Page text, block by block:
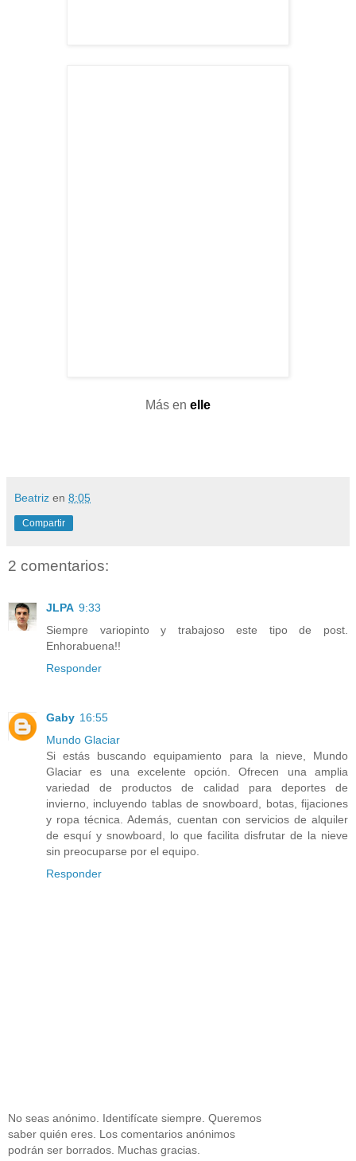
Más en elle
Beatriz en 8:05
Compartir
2 comentarios:
JLPA 9:33
Siempre variopinto y trabajoso este tipo de post.
Enhorabuena!!
Responder
Gaby 16:55
Mundo Glaciar
Si estás buscando equipamiento para la nieve, Mundo
Glaciar es una excelente opción. Ofrecen una amplia
variedad de productos de calidad para deportes de
invierno, incluyendo tablas de snowboard, botas, fijaciones
y ropa técnica. Además, cuentan con servicios de alquiler
de esquí y snowboard, lo que facilita disfrutar de la nieve
sin preocuparse por el equipo.
Responder
No seas anónimo. Identifícate siempre. Queremos
saber quién eres. Los comentarios anónimos
podrán ser borrados. Muchas gracias.